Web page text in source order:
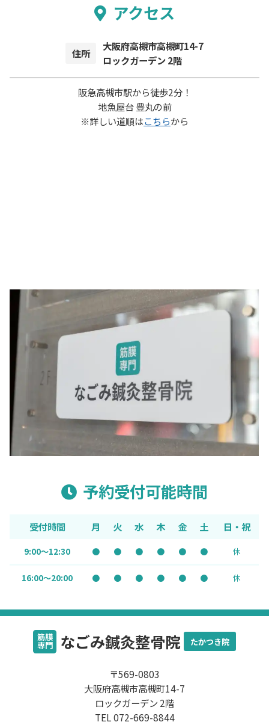
アクセス
住所
大阪府高槻市高槻町14-7
ロックガーデン 2階
阪急高槻市駅から徒歩2分！
地魚屋台 豊丸の前
※詳しい道順はこちらから
予約受付可能時間
受付時間 月 火 水 木 金 土 日・祝
9:00～12:30 ● ● ● ● ● ● 休
16:00～20:00 ● ● ● ● ● ● 休
筋膜
専門 なごみ鍼灸整骨院 たかつき院
〒569-0803
大阪府高槻市高槻町14-7
ロックガーデン 2階
TEL 072-669-8844